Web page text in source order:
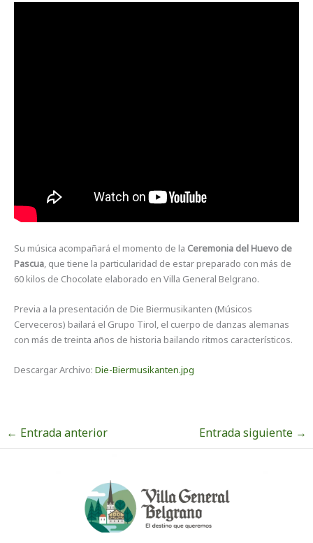
Su música acompañará el momento de la Ceremonia del Huevo de
Pascua, que tiene la particularidad de estar preparado con más de
60 kilos de Chocolate elaborado en Villa General Belgrano.
Previa a la presentación de Die Biermusikanten (Músicos
Cerveceros) bailará el Grupo Tirol, el cuerpo de danzas alemanas
con más de treinta años de historia bailando ritmos característicos.
Descargar Archivo:Die-Biermusikanten.jpg
← Entrada anterior Entrada siguiente →